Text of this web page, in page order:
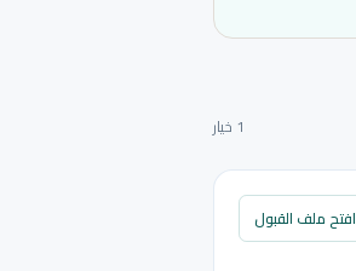
1 خيار
افتح ملف القبول